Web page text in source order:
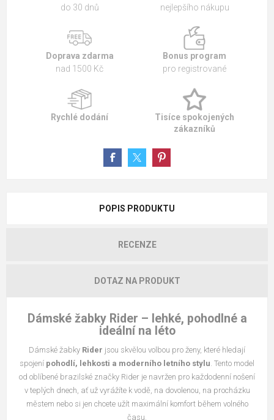
do 30 dnů
nejlepšího nákupu
Doprava zdarma
nad 1500 Kč
Bonus program
pro registrované
Rychlé dodání
Tisíce spokojených
zákazníků
POPIS PRODUKTU
RECENZE
DOTAZ NA PRODUKT
Dámské žabky Rider – lehké, pohodlné a
ideální na léto
Dámské žabky Rider jsou skvělou volbou pro ženy, které hledají
spojení pohodlí, lehkosti a moderního letního stylu . Tento model
od oblíbené brazilské značky Rider je navržen pro každodenní nošení
v teplých dnech, ať už vyrážíte k vodě, na dovolenou, na procházku
městem nebo si jen chcete užít maximální komfort během volného
času.